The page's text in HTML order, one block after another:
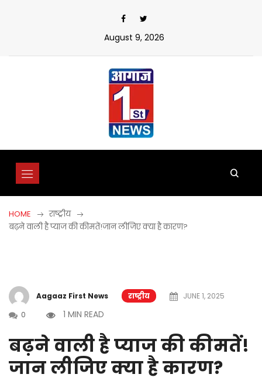
August 9, 2026
HOME
राष्ट्रीय
बढ़ने वाली है प्याज की कीमतें!जान लीजिए क्या है कारण?
Aagaaz First News राष्ट्रीय
JUNE 1, 2025
0
1 MIN READ
बढ़ने वाली है प्याज की कीमतें!
जान लीजिए क्या है कारण?